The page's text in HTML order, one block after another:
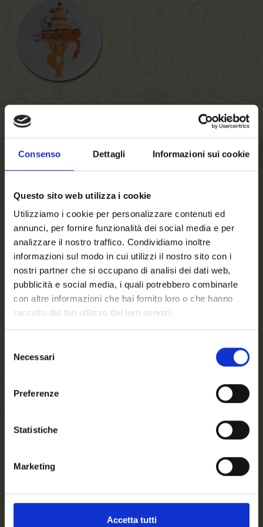
Benvenuto su forst.it
Consenso Dettagli Informazioni sui cookie
Questo sito web utilizza i cookie
Utilizziamo i cookie per personalizzare contenuti ed
annunci, per fornire funzionalità dei social media e per
analizzare il nostro traffico. Condividiamo inoltre
informazioni sul modo in cui utilizzi il nostro sito con i
nostri partner che si occupano di analisi dei dati web,
pubblicità e social media, i quali potrebbero combinarle
con altre informazioni che hai fornito loro o che hanno
raccolto dal tuo utilizzo dei loro servizi.
delNecessari
Preferenze
Statistiche
Marketing
Accetta tutti
Piatto piccolo
FORST
Piatto in porcellana, motivo "torta", diametro: ca. 23 cm
(Nel prezzo indicato sono escluse le spese di spedizione)
*Nel prezzo indicato sono escluse le spese di spedizione.
CONSEGNA GRATUITA per importi superiori a 80€
29.00 €
-